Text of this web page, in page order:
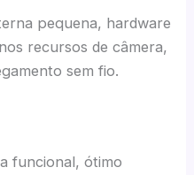
pequena, hardware
recursos de câmera,
sem fio.
funcional, ótimo